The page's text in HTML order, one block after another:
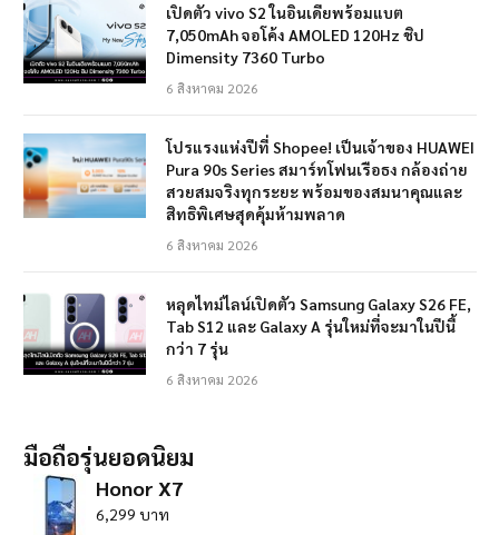
เปิดตัว vivo S2 ในอินเดียพร้อมแบต
7,050mAh จอโค้ง AMOLED 120Hz ชิป
Dimensity 7360 Turbo
6 สิงหาคม 2026
โปรแรงแห่งปีที่ Shopee! เป็นเจ้าของ HUAWEI
Pura 90s Series สมาร์ทโฟนเรือธง กล้องถ่าย
สวยสมจริงทุกระยะ พร้อมของสมนาคุณและ
สิทธิพิเศษสุดคุ้มห้ามพลาด
6 สิงหาคม 2026
หลุดไทม์ไลน์เปิดตัว Samsung Galaxy S26 FE,
Tab S12 และ Galaxy A รุ่นใหม่ที่จะมาในปีนี้
กว่า 7 รุ่น
6 สิงหาคม 2026
มือถือรุ่นยอดนิยม
Honor X7
6,299 บาท